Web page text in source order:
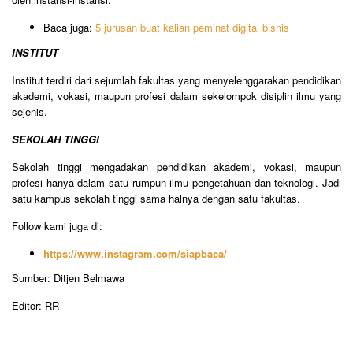
Baca juga: 5 jurusan buat kalian peminat digital bisnis
INSTITUT
Institut terdiri dari sejumlah fakultas yang menyelenggarakan pendidikan
akademi, vokasi, maupun profesi dalam sekelompok disiplin ilmu yang
sejenis.
SEKOLAH TINGGI
Sekolah tinggi mengadakan pendidikan akademi, vokasi, maupun
profesi hanya dalam satu rumpun ilmu pengetahuan dan teknologi. Jadi
satu kampus sekolah tinggi sama halnya dengan satu fakultas.
Follow kami juga di:
https://www.instagram.com/siapbaca/
Sumber: Ditjen Belmawa
Editor: RR